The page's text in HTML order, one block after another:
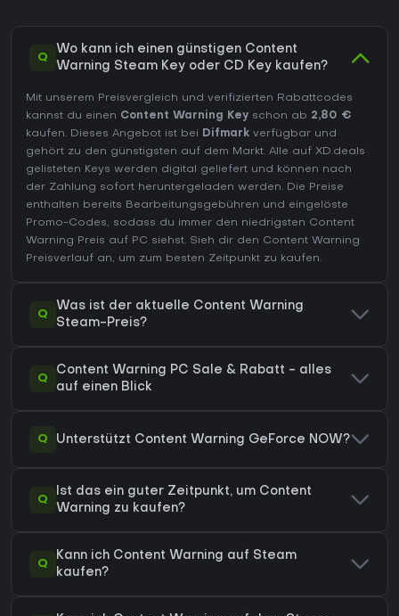
Q
Wo kann ich einen günstigen Content
Warning Steam Key oder CD Key kaufen?
Mit unserem Preisvergleich und verifizierten Rabattcodes
kannst du einen Content Warning Key schon ab 2,80 €
kaufen. Dieses Angebot ist bei Difmark verfügbar und
gehört zu den günstigsten auf dem Markt. Alle auf XD.deals
gelisteten Keys werden digital geliefert und können nach
der Zahlung sofort heruntergeladen werden. Die Preise
enthalten bereits Bearbeitungsgebühren und eingelöste
Promo-Codes, sodass du immer den niedrigsten Content
Warning Preis auf PC siehst. Sieh dir den Content Warning
Preisverlauf an, um zum besten Zeitpunkt zu kaufen.
Q
Was ist der aktuelle Content Warning
Steam-Preis?
Q
Content Warning PC Sale & Rabatt - alles
auf einen Blick
Q Unterstützt Content Warning GeForce NOW?
Q
Ist das ein guter Zeitpunkt, um Content
Warning zu kaufen?
Q
Kann ich Content Warning auf Steam
kaufen?